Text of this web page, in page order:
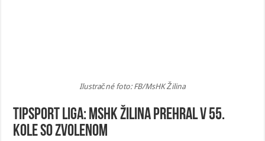
Ilustračné foto: FB/MsHK Žilina
Tipsport liga: MsHK Žilina prehral v 55.
kole so Zvolenom